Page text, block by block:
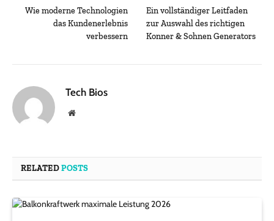
Wie moderne Technologien
das Kundenerlebnis
verbessern
Ein vollständiger Leitfaden
zur Auswahl des richtigen
Konner & Sohnen Generators
Tech Bios
Website
RELATEDPOSTS